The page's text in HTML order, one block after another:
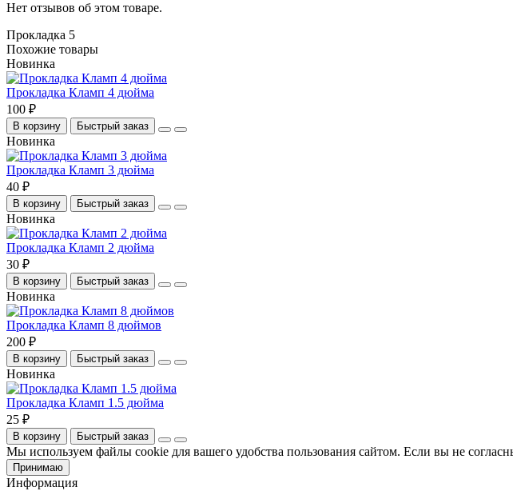
Нет отзывов об этом товаре.
Прокладка 5
Похожие товары
Новинка
Прокладка Кламп 4 дюйма
100 ₽
В корзину Быстрый заказ
Новинка
Прокладка Кламп 3 дюйма
40 ₽
В корзину Быстрый заказ
Новинка
Прокладка Кламп 2 дюйма
30 ₽
В корзину Быстрый заказ
Новинка
Прокладка Кламп 8 дюймов
200 ₽
В корзину Быстрый заказ
Новинка
Прокладка Кламп 1.5 дюйма
25 ₽
В корзину Быстрый заказ
Мы используем файлы cookie для вашего удобства пользования сайтом. Если вы не
Принимаю
Информация